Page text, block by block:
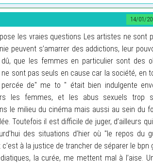
14/01/
les vraies questions Les artistes ne sont
peuvent s’amarrer des addictions, leur
que les femmes en particulier sont des
sont pas seuls en cause car la société, en
de" me to " était bien indulgente
les femmes, et les abus sexuels trop
le milieu du cinéma mais aussi au sein du
Toutefois il est difficile de juger, d’ailleurs
des situations d’hier où "le repos du
à la justice de trancher de séparer le bpn
la curée, me mettent mal à l’aise.